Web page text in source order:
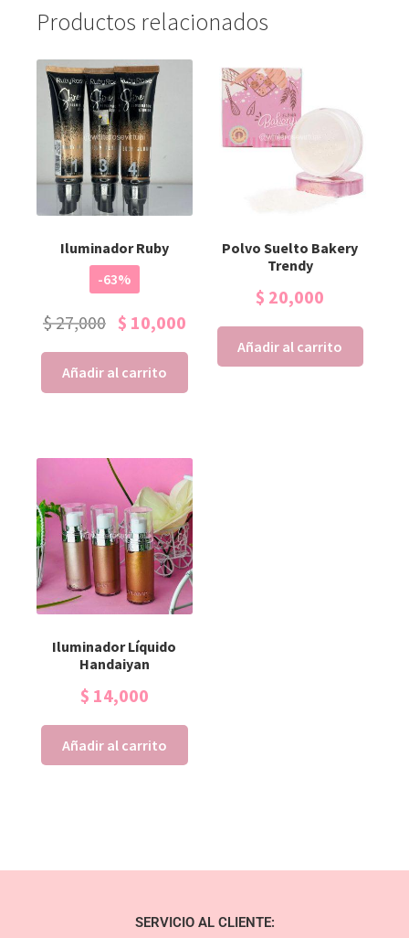
Productos relacionados
Iluminador Ruby
-63%
$27,000 $ 10,000
Añadir al carrito
Polvo Suelto Bakery
Trendy
$ 20,000
Añadir al carrito
Iluminador Líquido
Handaiyan
$ 14,000
Añadir al carrito
SERVICIO AL CLIENTE: